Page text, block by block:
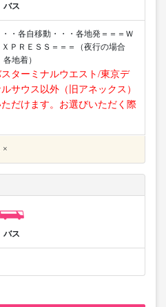
バス
・各自移動・・・各地発＝＝＝Ｗ
ＰＲＥＳＳ＝＝＝（夜行の場合
地着）
ターミナルウエスト/東京デ
サウス以外（旧アネックス）
だけます。お選びいただく際
×
バス